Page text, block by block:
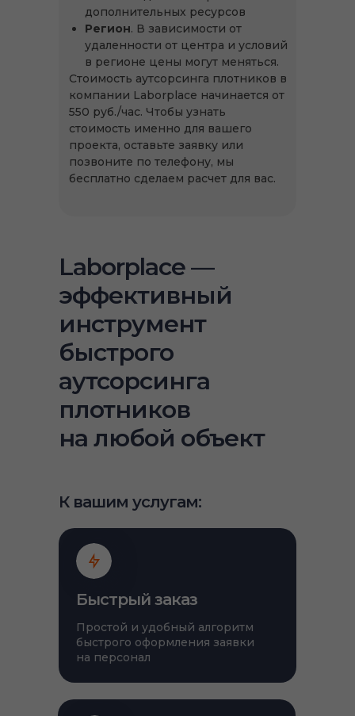
дополнительных ресурсов
Регион. В зависимости от
удаленности от центра и условий
в регионе цены могут меняться.
Стоимость аутсорсинга плотников в
компании Laborplace начинается от
550 руб./час. Чтобы узнать
стоимость именно для вашего
проекта, оставьте заявку или
позвоните по телефону, мы
бесплатно сделаем расчет для вас.
Laborplace —
эффективный
инструмент
быстрого
аутсорсинга
плотников
на любой объект
К вашим услугам:
Быстрый заказ
Простой и удобный алгоритм
быстрого оформления заявки
на персонал